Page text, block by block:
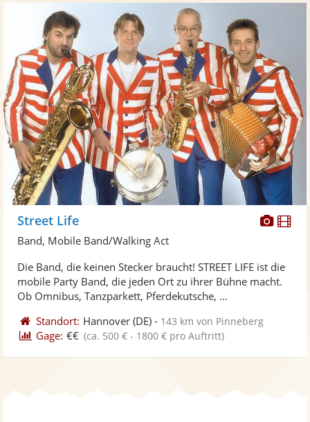
Fotos
Street Life
Band, Mobile Band/Walking Act
Die Band, die keinen Stecker braucht! STREET LIFE ist die
mobile Party Band, die jeden Ort zu ihrer Bühne macht.
Ob Omnibus, Tanzparkett, Pferdekutsche, ...
Standort: Hannover (DE) - 143 km von Pinneberg
Gage: €€ (ca. 500 € - 1800 € pro Auftritt)